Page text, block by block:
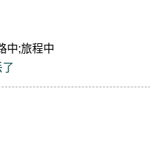
中;旅程中